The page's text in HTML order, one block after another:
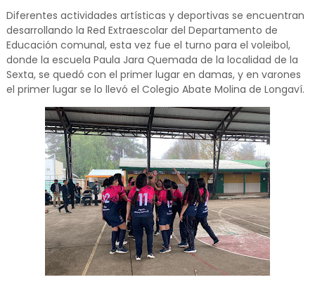
Diferentes actividades artísticas y deportivas se encuentran
desarrollando la Red Extraescolar del Departamento de
Educación comunal, esta vez fue el turno para el voleibol,
donde la escuela Paula Jara Quemada de la localidad de la
Sexta, se quedó con el primer lugar en damas, y en varones
el primer lugar se lo llevó el Colegio Abate Molina de Longaví.